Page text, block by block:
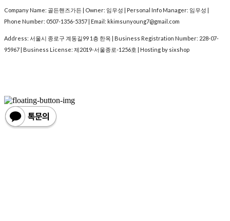
Company Name: 골든핸즈가든 | Owner: 임우성 | Personal Info Manager: 임우성 |
Phone Number: 0507-1356-5357 | Email: kkimsunyoung7@gmail.com
Address: 서울시 종로구 계동길99 1층 한옥 | Business Registration Number: 228-07-
95967 | Business License: 제2019-서울종로-1256호 | Hosting by sixshop